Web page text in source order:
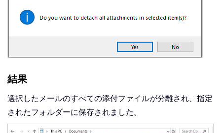
結果
選択したメールのすべての添付ファイルが分離され、指定
されたフォルダーに保存されました。